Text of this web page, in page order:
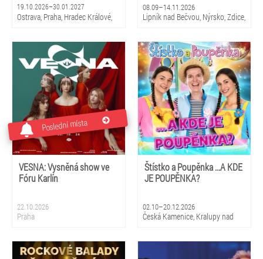
19.10.2026–30.01.2027
Ostrava, Praha, Hradec Králové,
Pardubice
08.09–14.11.2026
Lipník nad Bečvou, Nýrsko, Zdice,
Kunštát, Třešť, Žďár nad
Sázavou, Valeč, Bělá pod
Bezdězem
Poslední místa
VESNA: Vysněná show ve
Fóru Karlín
22.10.2026
Praha
Štístko a Poupěnka ...A KDE
JE POUPĚNKA?
02.10–20.12.2026
Česká Kamenice, Kralupy nad
Pardubice, Kyjov, Uherské